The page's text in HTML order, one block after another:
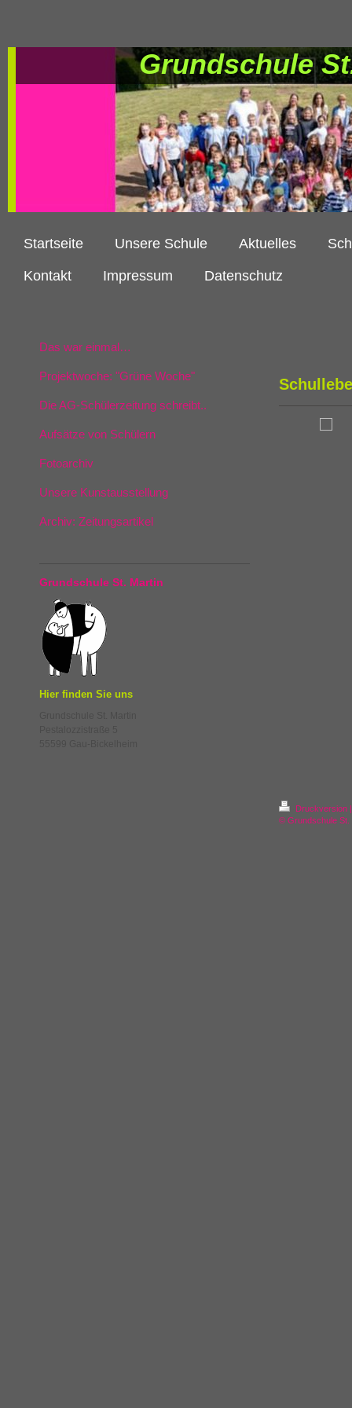
Grundschule
Startseite Unsere Schule Aktuelles
Kontakt Impressum Datenschutz
Das war einmal…
Projektwoche: "Grüne Woche"
Die AG-Schülerzeitung schreibt..
Aufsätze von Schülern
Fotoarchiv
Unsere Kunstausstellung
Archiv: Zeitungsartikel
Grundschule St. Martin
Hier finden Sie uns
Druckversion |
© Grundschule St.